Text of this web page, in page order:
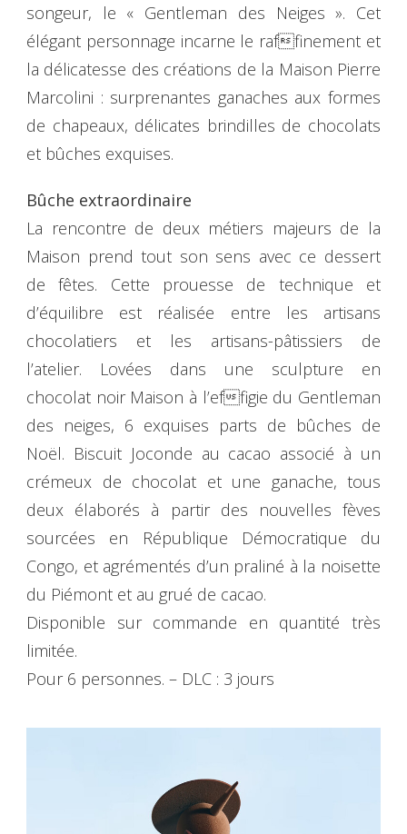
songeur, le « Gentleman des Neiges ». Cet
élégant personnage incarne le raffinement et
la délicatesse des créations de la Maison Pierre
Marcolini : surprenantes ganaches aux formes
de chapeaux, délicates brindilles de chocolats
et bûches exquises.
Bûche extraordinaire
La rencontre de deux métiers majeurs de la
Maison prend tout son sens avec ce dessert
de fêtes. Cette prouesse de technique et
d’équilibre est réalisée entre les artisans
chocolatiers et les artisans-pâtissiers de
l’atelier. Lovées dans une sculpture en
chocolat noir Maison à l’effigie du Gentleman
des neiges, 6 exquises parts de bûches de
Noël. Biscuit Joconde au cacao associé à un
crémeux de chocolat et une ganache, tous
deux élaborés à partir des nouvelles fèves
sourcées en République Démocratique du
Congo, et agrémentés d’un praliné à la noisette
du Piémont et au grué de cacao.
Disponible sur commande en quantité très
limitée.
Pour 6 personnes. – DLC : 3 jours